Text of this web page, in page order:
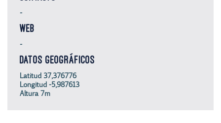
-
WEB
-
DATOS GEOGRÁFICOS
Latitud 37,376776
Longitud -5,987613
Altura 7m